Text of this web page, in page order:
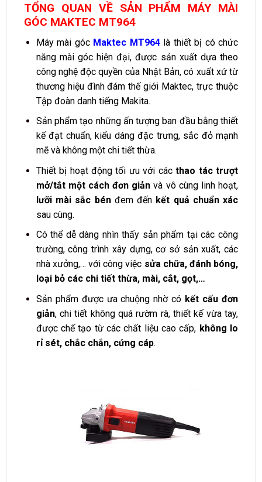
TỔNG QUAN VỀ SẢN PHẨM MÁY MÀI
GÓC MAKTEC MT964
Máy mài góc Maktec MT964là thiết bị có chức
năng mài góc hiện đại, được sản xuất dựa theo
công nghệ độc quyền của Nhật Bản, có xuất xứ từ
thương hiệu đình đám thế giới Maktec, trực thuộc
Tập đoàn danh tiếng Makita.
Sản phẩm tạo những ấn tượng ban đầu bằng thiết
kế đạt chuẩn, kiểu dáng đặc trưng, sắc đỏ mạnh
mẽ và không một chi tiết thừa.
Thiết bị hoạt động tối ưu với cácthao tác trượt
mở/tắt một cách đơn giản và vô cùng linh hoạt,
lưỡi mài sắc bénđem đến kết quả chuẩn xác
sau cùng.
Có thể dễ dàng nhìn thấy sản phẩm tại các công
trường, công trình xây dựng, cơ sở sản xuất, các
nhà xưởng,… với công việc sửa chữa, đánh bóng,
loại bỏ các chi tiết thừa, mài, cắt, gọt,…
Sản phẩm được ưa chuộng nhờ có kết cấu đơn
giản, chi tiết không quá rườm rà, thiết kế vừa tay,
được chế tạo từ các chất liệu cao cấp, không lo
rỉ sét, chắc chắn, cứng cáp.